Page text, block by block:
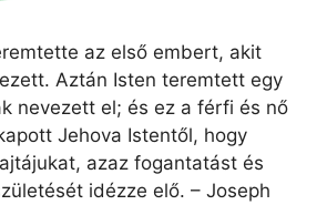
az első embert, akit
Aztán Isten teremtett egy
nevezett el; és ez a férfi és nő
Jehova Istentől, hogy
azaz fogantatást és
idézze elő. – Joseph